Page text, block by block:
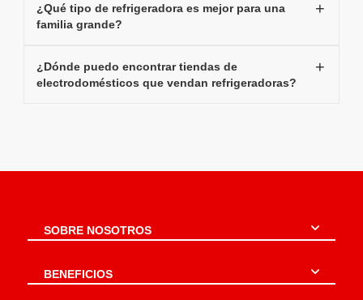
¿Qué tipo de refrigeradora es mejor para una
familia grande?
¿Dónde puedo encontrar tiendas de
electrodomésticos que vendan refrigeradoras?
SOBRE NOSOTROS
BENEFICIOS